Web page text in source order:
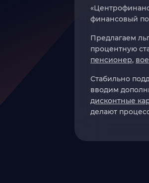
финансовый
Предлагаем
процентную
пенсионер,
Стабильно
вводим
дисконтные
делают